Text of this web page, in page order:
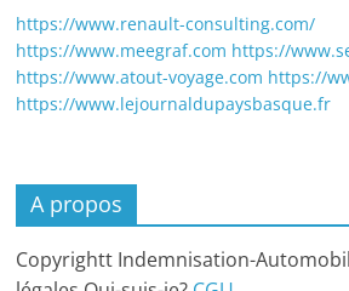
https://www.renault-consulting.com/
https://www.meegraf.com https://
https://www.atout-voyage.com https://
https://www.lejournaldupaysbasque.fr
A propos
Copyrightt Indemnisation-